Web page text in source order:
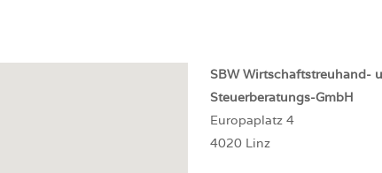
SBWWirtschaftstreuhand-
Steuerberatungs-GmbH
Europaplatz 4
4020 Linz